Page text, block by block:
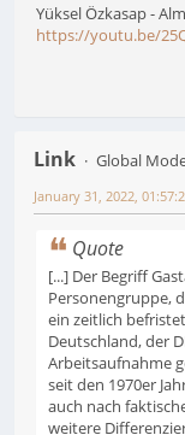
Yüksel Özkasap -
https://youtu.be/
Link
Global
January 31, 2022,
Quote
[...] Der Begriff
Personengruppe,
ein zeitlich
Deutschland, der
Arbeitsaufnahme
seit den 1970er
auch nach
weitere